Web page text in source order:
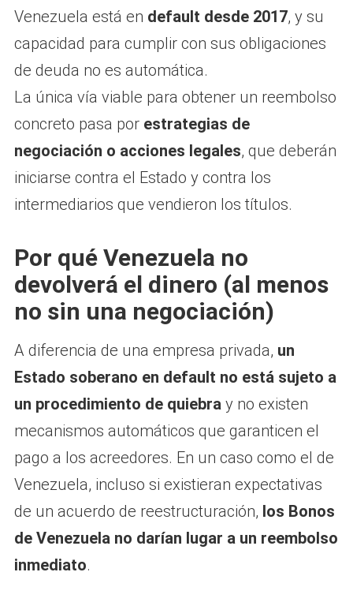
Venezuela está en default desde 2017, y su
capacidad para cumplir con sus obligaciones
de deuda no es automática.
La única vía viable para obtener un reembolso
concreto pasa por estrategias de
negociación o acciones legales, que deberán
iniciarse contra el Estado y contra los
intermediarios que vendieron los títulos.
Por qué Venezuela no
devolverá el dinero (al menos
no sin una negociación)
A diferencia de una empresa privada, un
Estado soberano en default no está sujeto a
un procedimiento de quiebra y no existen
mecanismos automáticos que garanticen el
pago a los acreedores. En un caso como el de
Venezuela, incluso si existieran expectativas
de un acuerdo de reestructuración, los Bonos
de Venezuela no darían lugar a un reembolso
inmediato.